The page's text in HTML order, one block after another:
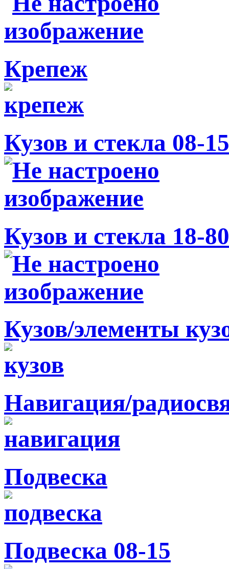
Крепеж
Кузов и стекла 08-15
Кузов и стекла 18-80
Кузов/элементы
Навигация/
Подвеска
Подвеска 08-15